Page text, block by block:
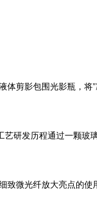
剪影包围光影瓶，将”
研发历程通过一颗玻
致微光纤放大亮点的使